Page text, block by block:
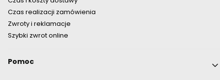
Czas realizacji zamówienia
Zwroty i reklamacje
Szybki zwrot online
Pomoc